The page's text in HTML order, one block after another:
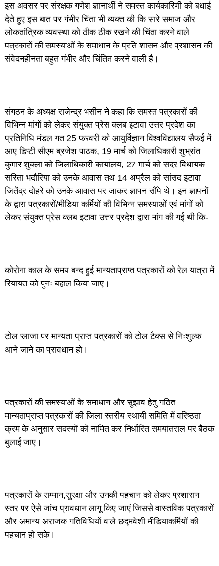
इस अवसर पर संरक्षक गणेश ज्ञानार्थी ने समस्त कार्यकारिणी को बधाई
देते हुए इस बात पर गंभीर चिंता भी व्यक्त की कि सारे समाज और
लोकतांत्रिक व्यवस्था को ठीक ठीक रखने की चिंता करने वाले
पत्रकारों की समस्याओं के समाधान के प्रति शासन और प्रशासन की
संवेदनहीनता बहुत गंभीर और चिंतित करने वाली है।
संगठन के अध्यक्ष राजेन्द्र भसीन ने कहा कि समस्त पत्रकारों की
विभिन्न मांगों को लेकर संयुक्त प्रेस क्लब इटावा उत्तर प्रदेश का
प्रतिनिधि मंडल गत 25 फरवरी को आयुर्विज्ञान विश्वविद्यालय सैफई में
आए डिप्टी सीएम ब्रजेश पाठक, 19 मार्च को जिलाधिकारी शुभ्रांत
कुमार शुक्ला को जिलाधिकारी कार्यालय, 27 मार्च को सदर विधायक
सरिता भदौरिया को उनके आवास तथ 14 अप्रैल को सांसद इटावा
जितेंद्र दोहरे को उनके आवास पर जाकर ज्ञापन सौंपे थे। इन ज्ञापनों
के द्वारा पत्रकारों/मीडिया कर्मियों की विभिन्न समस्याओं एवं मांगों को
लेकर संयुक्त प्रेस क्लब इटावा उत्तर प्रदेश द्वारा मांग की गई थी कि-
कोरोना काल के समय बन्द हुई मान्यताप्राप्त पत्रकारों को रेल यात्रा में
रियायत को पुनः बहाल किया जाए।
टोल प्लाजा पर मान्यता प्राप्त पत्रकारों को टोल टैक्स से निःशुल्क
आने जाने का प्रावधान हो।
पत्रकारों की समस्याओं के समाधान और सुझाव हेतु गठित
मान्यताप्राप्त पत्रकारों की जिला स्तरीय स्थायी समिति में वरिष्ठता
क्रम के अनुसार सदस्यों को नामित कर निर्धारित समयांतराल पर बैठक
बुलाई जाए।
पत्रकारों के सम्मान,सुरक्षा और उनकी पहचान को लेकर प्रशासन
स्तर पर ऐसे जांच प्रावधान लागू किए जाएं जिससे वास्तविक पत्रकारों
और अमान्य अराजक गतिविधियों वाले छद्मवेशी मीडियाकर्मियों की
पहचान हो सके।